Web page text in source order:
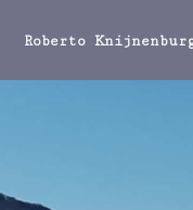
Roberto